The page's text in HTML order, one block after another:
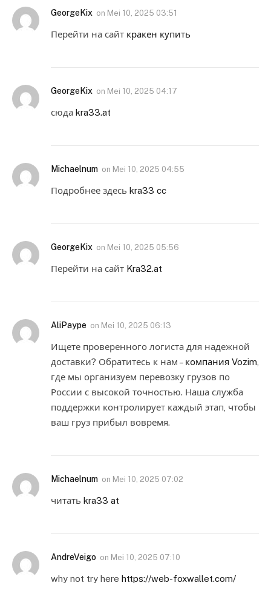
GeorgeKix on Mei 10, 2025 03:51
Перейти на сайт кракен купить
GeorgeKix on Mei 10, 2025 04:17
сюда kra33.at
Michaelnum on Mei 10, 2025 04:55
Подробнее здесь kra33 cc
GeorgeKix on Mei 10, 2025 05:56
Перейти на сайт Kra32.at
AliPaype on Mei 10, 2025 06:13
Ищете проверенного логиста для надежной
доставки? Обратитесь к нам – компания Vozim
где мы организуем перевозку грузов по
России с высокой точностью. Наша служба
поддержки контролирует каждый этап, чтобы
ваш груз прибыл вовремя.
Michaelnum on Mei 10, 2025 07:02
читать kra33 at
AndreVeigo on Mei 10, 2025 07:10
why not try here https://web-foxwallet.com/